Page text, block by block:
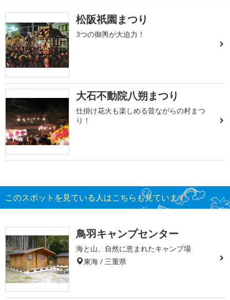
松阪祇園まつり
3つの御輿が大迫力！
大石不動院八朔まつり
仕掛け花火も楽しめる昔ながらの村まつ
り！
このスポットを見ている人はこちらも見ています
鳥羽キャンプセンター
海と山、自然に恵まれたキャンプ場
東海 / 三重県